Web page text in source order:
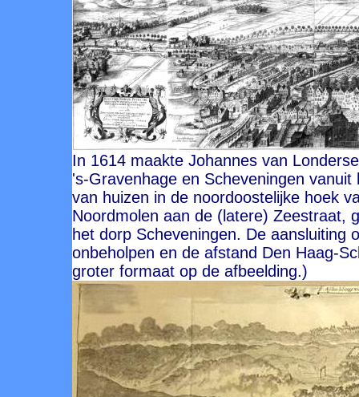
In 1614 maakte Johannes van
's-Gravenhage en Scheveningen
van huizen in de noordoostelijke hoek
Noordmolen aan de (latere) Zeestraat,
het dorp Scheveningen. De aansluiting
onbeholpen en de afstand Den Haag-
groter formaat op de afbeelding.)